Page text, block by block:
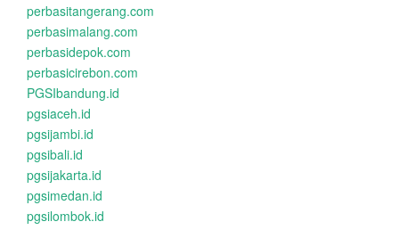
perbasitangerang.com
perbasimalang.com
perbasidepok.com
perbasicirebon.com
PGSIbandung.id
pgsiaceh.id
pgsijambi.id
pgsibali.id
pgsijakarta.id
pgsimedan.id
pgsilombok.id